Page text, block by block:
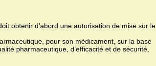
obtenir d'abord une autorisation de mise sur le
pour son médicament, sur la base
pharmaceutique, d’efficacité et de sécurité,